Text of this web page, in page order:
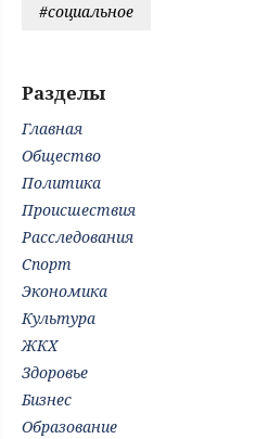
#социальное
Разделы
Главная
Общество
Политика
Происшествия
Расследования
Спорт
Экономика
Культура
ЖКХ
Здоровье
Бизнес
Образование